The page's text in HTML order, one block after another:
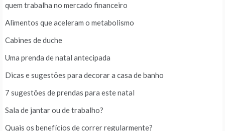
quem trabalha no mercado financeiro
Alimentos que aceleram o metabolismo
Cabines de duche
Uma prenda de natal antecipada
Dicas e sugestões para decorar a casa de banho
7 sugestões de prendas para este natal
Sala de jantar ou de trabalho?
Quais os benefícios de correr regularmente?